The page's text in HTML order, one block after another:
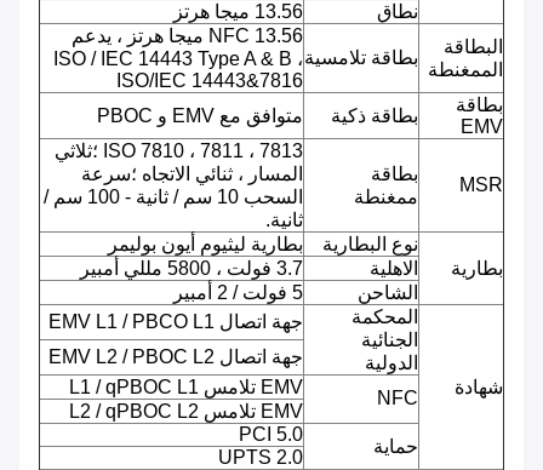
نطاق
13.56 ميجا هرتز
البطاقة
الممغنطة
بطاقة تلامسية
NFC 13.56 ميجا هرتز ، يدعم
ISO / IEC 14443 Type A & B ،
ISO/IEC 14443&7816
بطاقة
EMV
بطاقة ذكية متوافق مع EMV و PBOC
MSR
بطاقة
ممغنطة
ISO 7810 ، 7811 ، 7813 ؛ثلاثي
المسار ، ثنائي الاتجاه ؛سرعة
السحب 10 سم / ثانية - 100 سم /
ثانية.
بطارية
نوع البطارية
بطارية ليثيوم أيون بوليمر
الاهلية
3.7 فولت ، 5800 مللي أمبير
الشاحن
5 فولت / 2 أمبير
شهادة
المحكمة
الجنائية
الدولية
جهة اتصال EMV L1 / PBCO L1
جهة اتصال EMV L2 / PBOC L2
NFC
EMV تلامس L1 / qPBOC L1
EMV تلامس L2 / qPBOC L2
حماية
PCI 5.0
UPTS 2.0